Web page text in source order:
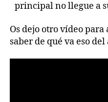
principal no llegue a
Os dejo otro vídeo
saber de qué va eso del